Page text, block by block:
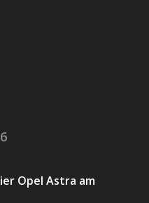
Opel Astra am